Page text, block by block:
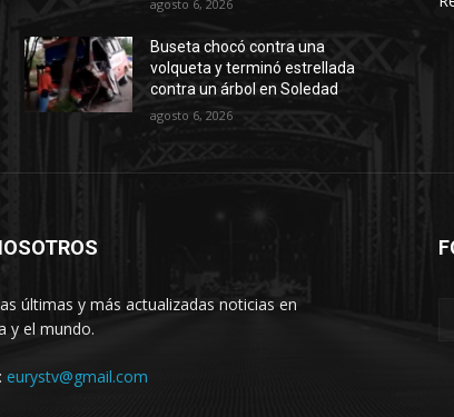
agosto 6, 2026
Buseta chocó contra una
volqueta y terminó estrellada
contra un árbol en Soledad
agosto 6, 2026
últimas y más actualizadas noticias en
y el mundo.
eurystv@gmail.com